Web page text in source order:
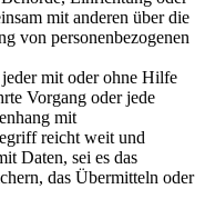
mit anderen über die
von personenbezogenen
mit oder ohne Hilfe
Vorgang oder jede
mit
reicht weit und
Daten, sei es das
das Übermitteln oder